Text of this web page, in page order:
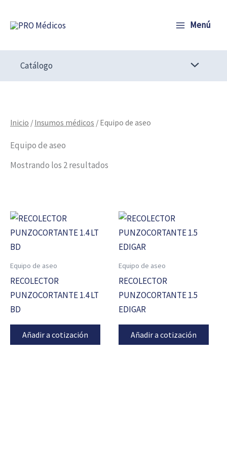
Menú
Catálogo
Inicio / Insumos médicos / Equipo de aseo
Equipo de aseo
Mostrando los 2 resultados
Equipo de aseo
RECOLECTOR
PUNZOCORTANTE 1.4 LT
BD
Añadir a cotización
Equipo de aseo
RECOLECTOR
PUNZOCORTANTE 1.5
EDIGAR
Añadir a cotización